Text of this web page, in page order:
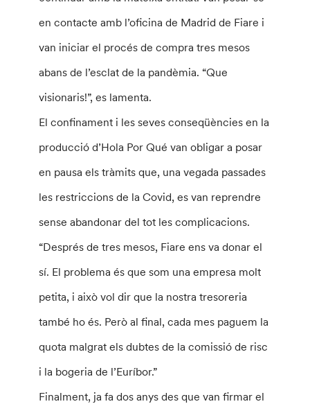
en contacte amb l’oficina de Madrid de Fiare i
van iniciar el procés de compra tres mesos
abans de l’esclat de la pandèmia. “Que
visionaris!”, es lamenta.
El confinament i les seves conseqüències en la
producció d’Hola Por Qué van obligar a posar
en pausa els tràmits que, una vegada passades
les restriccions de la Covid, es van reprendre
sense abandonar del tot les complicacions.
“Després de tres mesos, Fiare ens va donar el
sí. El problema és que som una empresa molt
petita, i això vol dir que la nostra tresoreria
també ho és. Però al final, cada mes paguem la
quota malgrat els dubtes de la comissió de risc
i la bogeria de l’Euríbor.”
Finalment, ja fa dos anys des que van firmar el